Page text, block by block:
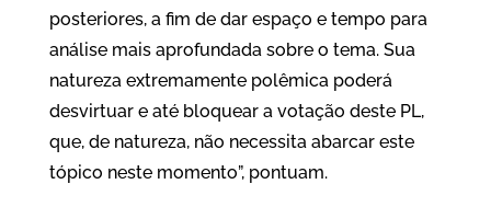
posteriores, a fim de dar espaço e tempo para
análise mais aprofundada sobre o tema. Sua
natureza extremamente polêmica poderá
desvirtuar e até bloquear a votação deste PL,
que, de natureza, não necessita abarcar este
tópico neste momento”, pontuam.